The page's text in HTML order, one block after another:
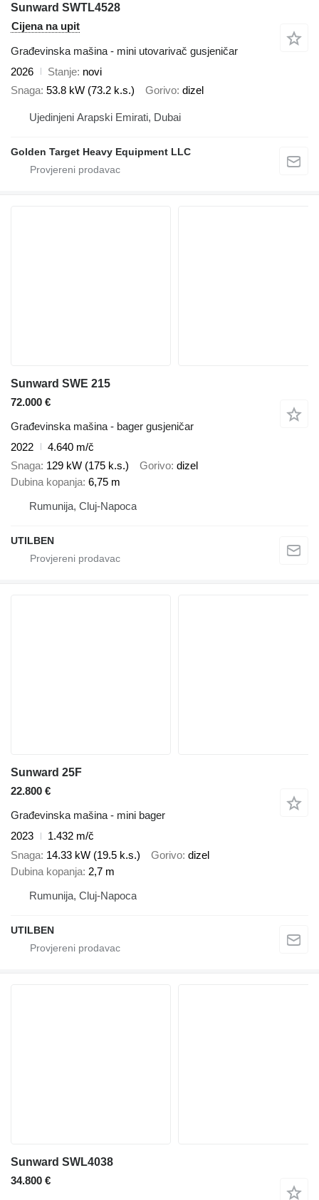
Sunward SWTL4528
Cijena na upit
Građevinska mašina - mini utovarivač gusjeničar
2026
Stanje novi
Snaga 53.8 kW (73.2 k.s.) Gorivo dizel
Ujedinjeni Arapski Emirati, Dubai
Golden Target Heavy Equipment LLC
Sunward SWE 215
72.000 €
Građevinska mašina - bager gusjeničar
2022
4.640 m/č
Snaga 129 kW (175 k.s.) Gorivo dizel
Dubina kopanja 6,75 m
Rumunija, Cluj-Napoca
UTILBEN
Sunward 25F
22.800 €
Građevinska mašina - mini bager
2023
1.432 m/č
Snaga 14.33 kW (19.5 k.s.) Gorivo dizel
Dubina kopanja 2,7 m
Rumunija, Cluj-Napoca
UTILBEN
Sunward SWL4038
34.800 €